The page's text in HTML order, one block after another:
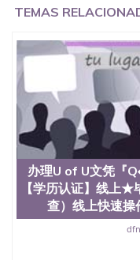
国外文凭
么办理 外假毕业证
证551190476哪里
学生在哪里可以买
加拿大毕业证
绩单可以吗
551190476哪里可
假毕业证能查出来
551190476 如何拿
假大学毕业证QQ微
QQ微信551190476
外毕业证外壳定制
业证QQ微信
551190476国外留
文凭回国认证QQ微
信551190476法国
TEMAS
办理U of U文凭『
【学历认证】线上
查）线上快速操